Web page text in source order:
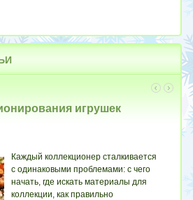
игрушек
Каждый коллекционер сталкивается
с одинаковыми проблемами: с чего
начать, где искать материалы для
коллекции, как правильно
уж